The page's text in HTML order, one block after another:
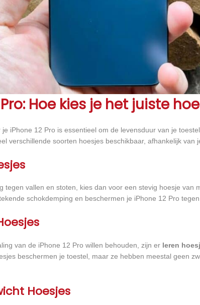
Hoe kies je het juiste
je iPhone 12 Pro is essentieel om de levensduur van je
verschillende soorten hoesjes beschikbaar, afhankelijk van
tegen vallen en stoten, kies dan voor een stevig hoesje van
schokdemping en beschermen je iPhone 12 Pro
van de iPhone 12 Pro willen behouden, zijn er leren
beschermen je toestel, maar ze hebben meestal geen
Hoesjes